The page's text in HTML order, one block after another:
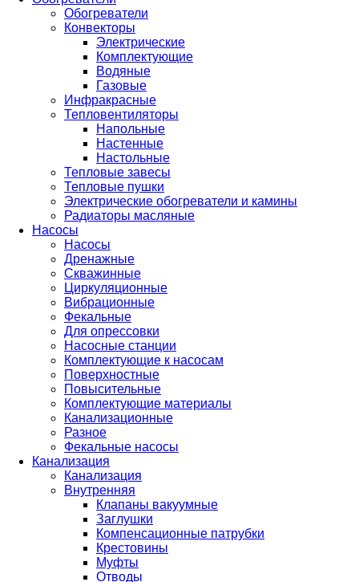
Обогреватели
Конвекторы
Электрические
Комплектующие
Водяные
Газовые
Инфракрасные
Тепловентиляторы
Напольные
Настенные
Настольные
Тепловые завесы
Тепловые пушки
Электрические обогреватели и камины
Радиаторы масляные
Насосы
Насосы
Дренажные
Скважинные
Циркуляционные
Вибрационные
Фекальные
Для опрессовки
Насосные станции
Комплектующие к насосам
Поверхностные
Повысительные
Комплектующие материалы
Канализационные
Разное
Фекальные насосы
Канализация
Канализация
Внутренняя
Клапаны вакуумные
Заглушки
Компенсационные патрубки
Крестовины
Муфты
Отводы